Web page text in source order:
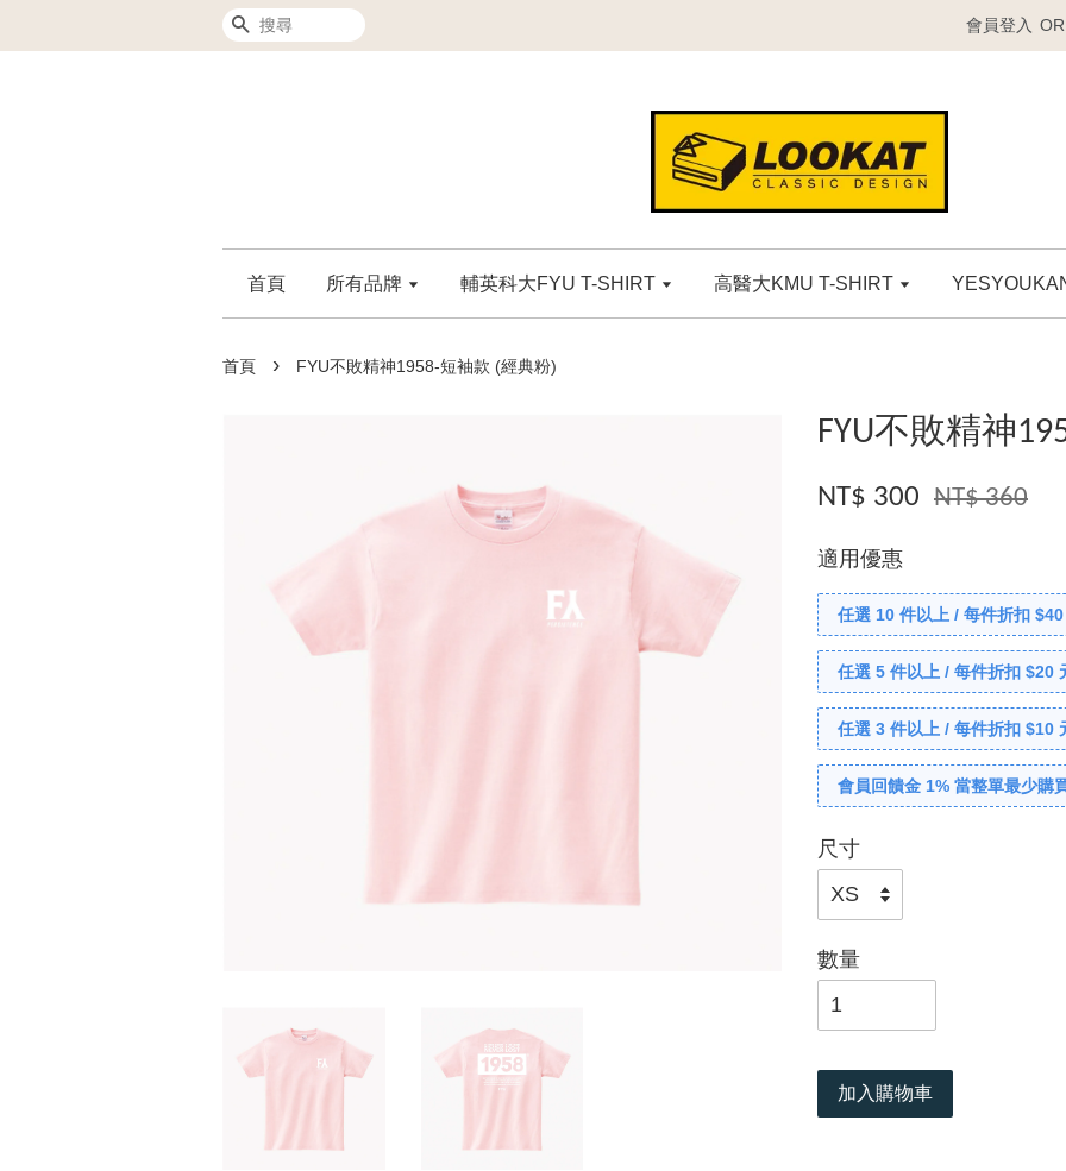
搜尋 會員登入 OR
首頁 所有品牌 輔英科大FYU T-SHIRT 高醫大KMU T-SHIRT
首頁 › FYU不敗精神1958-短袖款 (經典粉)
FYU不敗精神
NT$ 300 NT$ 360
適用優惠
任選 10 件以上 / 每件折扣
任選 5 件以上 / 每件折扣 $20
任選 3 件以上 / 每件折扣 $10
會員回饋金 1% 當整單最少購
尺寸
數量
加入購物車